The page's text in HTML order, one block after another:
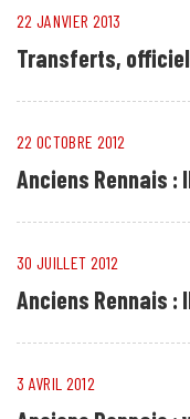
22 JANVIER 2013
Transferts,
22 OCTOBRE 2012
Anciens Rennais :
30 JUILLET 2012
Anciens Rennais :
3 AVRIL 2012